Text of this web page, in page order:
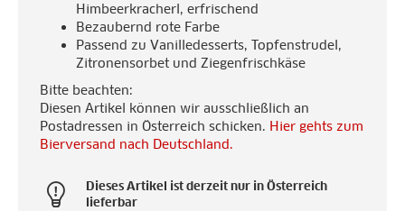
Himbeerkracherl, erfrischend
Bezaubernd rote Farbe
Passend zu Vanilledesserts, Topfenstrudel,
Zitronensorbet und Ziegenfrischkäse
Bitte beachten:
Diesen Artikel können wir ausschließlich an
Postadressen in Österreich schicken. Hier gehts zum
Bierversand nach Deutschland.
Dieses Artikel ist derzeit nur in Österreich
lieferbar